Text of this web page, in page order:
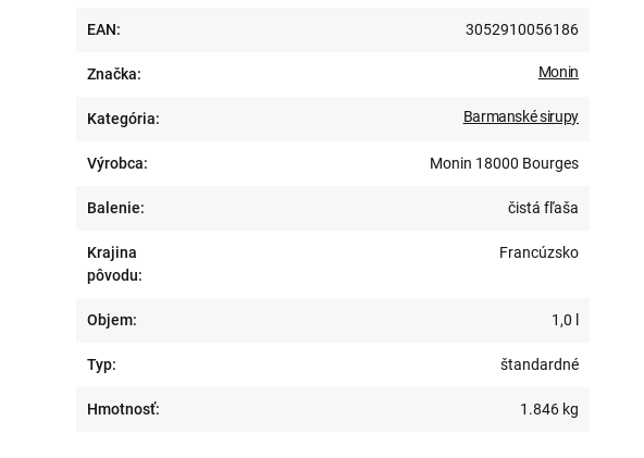
EAN: 3052910056186
Značka: Monin
Kategória: Barmanské sirupy
Výrobca: Monin 18000 Bourges
Balenie: čistá fľaša
Krajina
pôvodu:
Francúzsko
Objem: 1,0 l
Typ: štandardné
Hmotnosť: 1.846 kg